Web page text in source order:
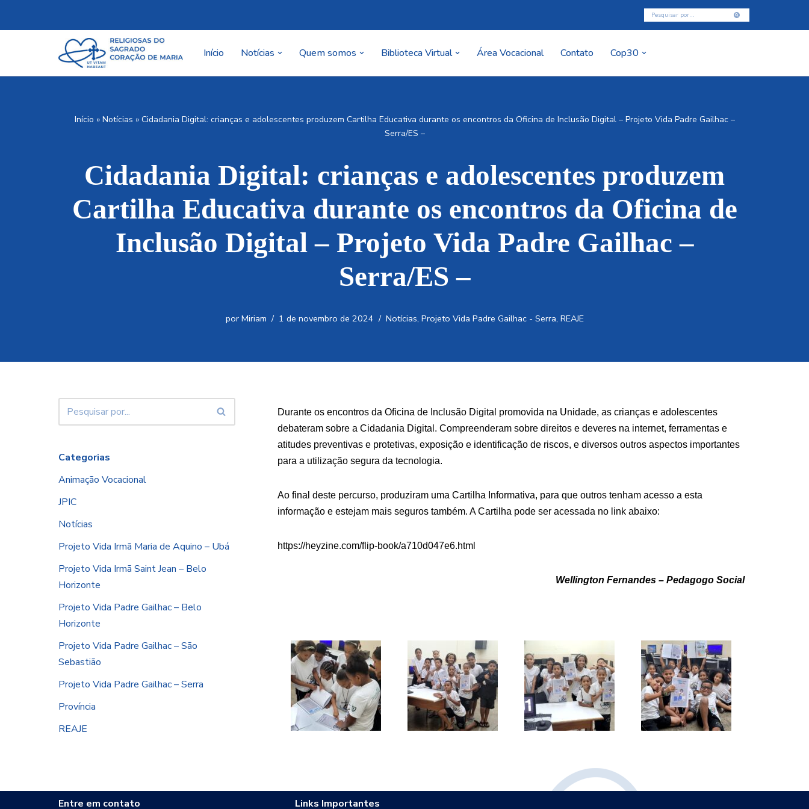
Pular
Início Notícias Quem somos Biblioteca Virtual Área Vocacional Contato Cop30
Início » Notícias » Cidadania Digital: crianças e adolescentes produzem Cartilha Educativa durante os encontros da Oficina de Inclusão Digital – Projeto Vida Padre Gailhac –
Serra/ES –
Cidadania Digital: crianças e adolescentes produzem
Cartilha Educativa durante os encontros da Oficina de
Inclusão Digital – Projeto Vida Padre Gailhac –
Serra/ES –
por Miriam 1 de novembro de 2024 Notícias, Projeto Vida Padre Gailhac - Serra, REAJE
Categorias
Animação Vocacional
JPIC
Notícias
Projeto Vida Irmã Maria de Aquino – Ubá
Projeto Vida Irmã Saint Jean – Belo
Horizonte
Projeto Vida Padre Gailhac – Belo
Horizonte
Projeto Vida Padre Gailhac – São
Sebastião
Projeto Vida Padre Gailhac – Serra
Província
REAJE
Durante os encontros da Oficina de Inclusão Digital promovida na Unidade, as crianças e adolescentes
debateram sobre a Cidadania Digital. Compreenderam sobre direitos e deveres na internet, ferramentas e
atitudes preventivas e protetivas, exposição e identificação de riscos, e diversos outros aspectos importantes
para a utilização segura da tecnologia.
Ao final deste percurso, produziram uma Cartilha Informativa, para que outros tenham acesso a esta
informação e estejam mais seguros também. A Cartilha pode ser acessada no link abaixo:
https://heyzine.com/flip-book/a710d047e6.html
Wellington Fernandes – Pedagogo Social
Entre em contato Links Importantes